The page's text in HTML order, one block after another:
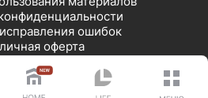
оферта
ошибок